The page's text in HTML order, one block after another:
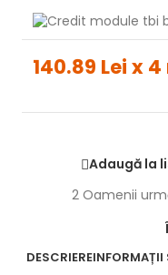
140.89 Lei x
Adaugă la
2 Oamenii
DESCRIEREINFORMAȚII